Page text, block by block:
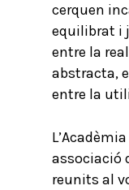
cerquen
equilibrat i
entre la
abstracta,
entre la
associació
reunits al